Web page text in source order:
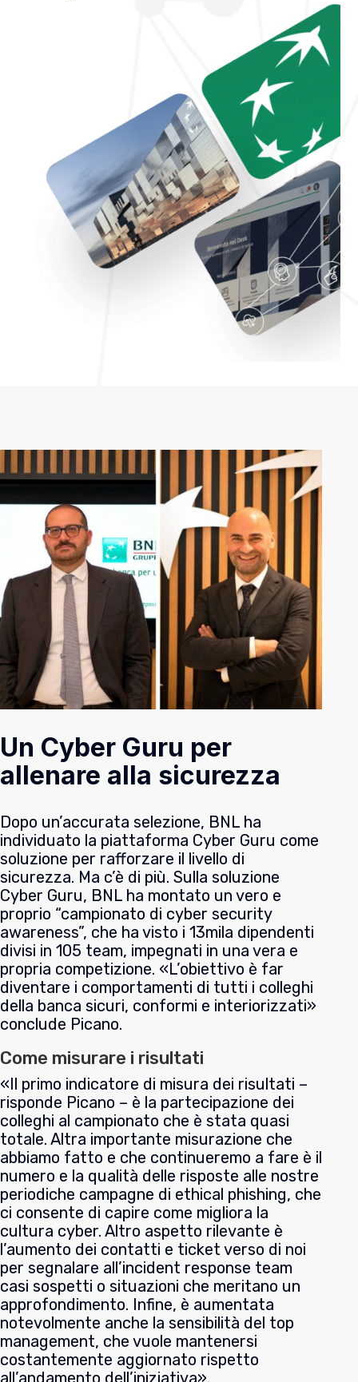
Un Cyber Guru per
allenare alla sicurezza
Dopo un’accurata selezione, BNL ha
individuato la piattaforma Cyber Guru come
soluzione per rafforzare il livello di
sicurezza. Ma c’è di più. Sulla soluzione
Cyber Guru, BNL ha montato un vero e
proprio “campionato di cyber security
awareness”, che ha visto i 13mila dipendenti
divisi in 105 team, impegnati in una vera e
propria competizione. «L’obiettivo è far
diventare i comportamenti di tutti i colleghi
della banca sicuri, conformi e interiorizzati»
conclude Picano.
Come misurare i risultati
«Il primo indicatore di misura dei risultati –
risponde Picano – è la partecipazione dei
colleghi al campionato che è stata quasi
totale. Altra importante misurazione che
abbiamo fatto e che continueremo a fare è il
numero e la qualità delle risposte alle nostre
periodiche campagne di ethical phishing, che
ci consente di capire come migliora la
cultura cyber. Altro aspetto rilevante è
l’aumento dei contatti e ticket verso di noi
per segnalare all’incident response team
casi sospetti o situazioni che meritano un
approfondimento. Infine, è aumentata
notevolmente anche la sensibilità del top
management, che vuole mantenersi
costantemente aggiornato rispetto
all’andamento dell’iniziativa».